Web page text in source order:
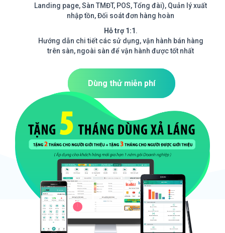
Landing page, Sàn TMĐT, POS, Tổng đài), Quản lý xuất
nhập tồn, Đối soát đơn hàng hoàn
Hỗ trợ 1:1 .
Hướng dẫn chi tiết các sử dụng, vận hành bán hàng
trên sàn, ngoài sàn để vận hành được tốt nhất
Dùng thử miễn phí